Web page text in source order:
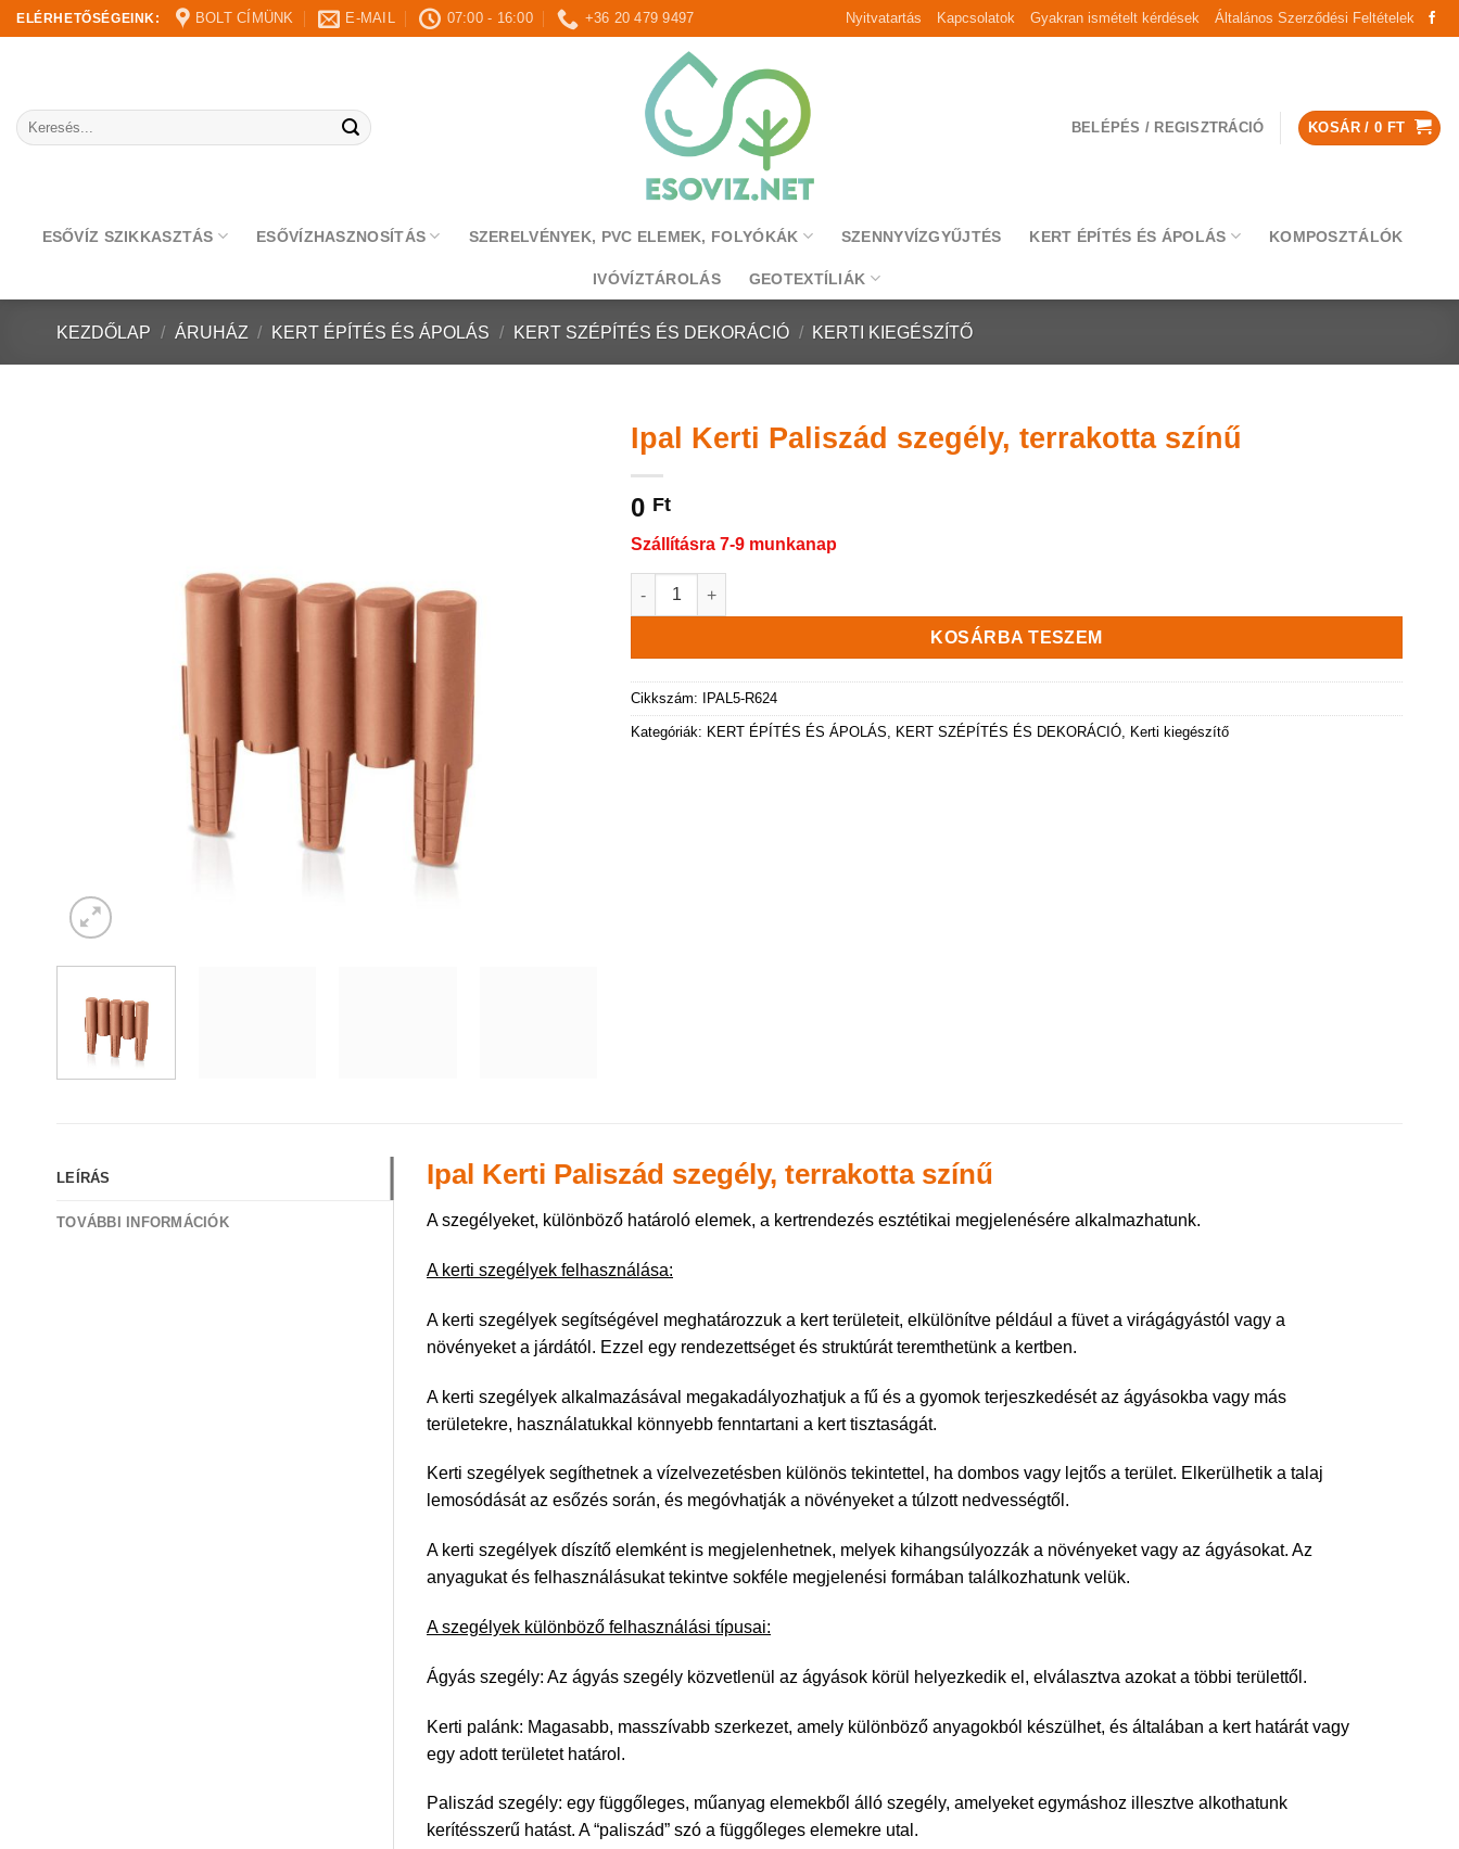
Skip
to
ELÉRHETŐSÉGEINK: BOLT CÍMÜNK E-MAIL 07:00 - 16:00 +36 20 479 9497 Nyitvatartás Kapcsolatok Gyakran ismételt kérdések Általános Szerződési Feltételek
Keresés
a
BELÉPÉS / REGISZTRÁCIÓ KOSÁR /0 FT
ESŐVÍZ SZIKKASZTÁS ESŐVÍZHASZNOSÍTÁS SZERELVÉNYEK, PVC ELEMEK, FOLYÓKÁK SZENNYVÍZGYŰJTÉS KERT ÉPÍTÉS ÉS ÁPOLÁS KOMPOSZTÁLÓK
IVÓVÍZTÁROLÁS GEOTEXTÍLIÁK
KEZDŐLAP / ÁRUHÁZ / KERT ÉPÍTÉS ÉS ÁPOLÁS / KERT SZÉPÍTÉS ÉS DEKORÁCIÓ / KERTI KIEGÉSZÍTŐ
Ipal Kerti Paliszád szegély, terrakotta színű
0 Ft
Szállításra 7-9 munkanap
Ipal Kerti Paliszád szegély, terrakotta színű mennyiség
KOSÁRBA TESZEM
Cikkszám: IPAL5-R624
Kategóriák: KERT ÉPÍTÉS ÉS ÁPOLÁS KERT SZÉPÍTÉS ÉS DEKORÁCIÓ Kerti kiegészítő
LEÍRÁS
TOVÁBBI INFORMÁCIÓK
Ipal Kerti Paliszád szegély, terrakotta színű
A szegélyeket, különböző határoló elemek, a kertrendezés esztétikai megjelenésére alkalmazhatunk.
A kerti szegélyek felhasználása:
A kerti szegélyek segítségével meghatározzuk a kert területeit, elkülönítve például a füvet a virágágyástól vagy a
növényeket a járdától. Ezzel egy rendezettséget és struktúrát teremthetünk a kertben.
A kerti szegélyek alkalmazásával megakadályozhatjuk a fű és a gyomok terjeszkedését az ágyásokba vagy más
területekre, használatukkal könnyebb fenntartani a kert tisztaságát.
Kerti szegélyek segíthetnek a vízelvezetésben különös tekintettel, ha dombos vagy lejtős a terület. Elkerülhetik a talaj
lemosódását az esőzés során, és megóvhatják a növényeket a túlzott nedvességtől.
A kerti szegélyek díszítő elemként is megjelenhetnek, melyek kihangsúlyozzák a növényeket vagy az ágyásokat. Az
anyagukat és felhasználásukat tekintve sokféle megjelenési formában találkozhatunk velük.
A szegélyek különböző felhasználási típusai:
Ágyás szegély: Az ágyás szegély közvetlenül az ágyások körül helyezkedik el, elválasztva azokat a többi területtől.
Kerti palánk: Magasabb, masszívabb szerkezet, amely különböző anyagokból készülhet, és általában a kert határát vagy
egy adott területet határol.
Paliszád szegély: egy függőleges, műanyag elemekből álló szegély, amelyeket egymáshoz illesztve alkothatunk
kerítésszerű hatást. A “paliszád” szó a függőleges elemekre utal.